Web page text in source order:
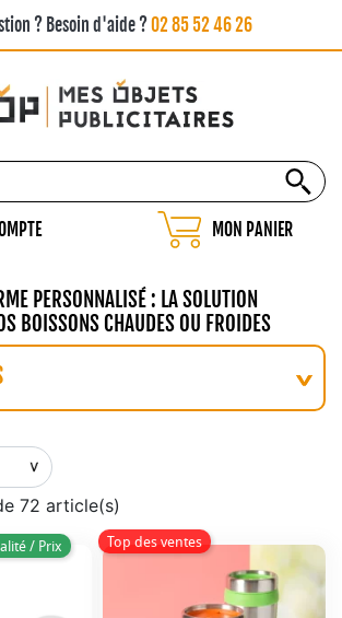
? Besoin d'aide ?02 85 52 46 26
MON PANIER
PERSONNALISÉ : LA SOLUTION
BOISSONS CHAUDES OU FROIDES
72 article(s)
/ Prix
Top des ventes